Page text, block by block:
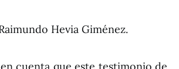
Hevia Giménez.